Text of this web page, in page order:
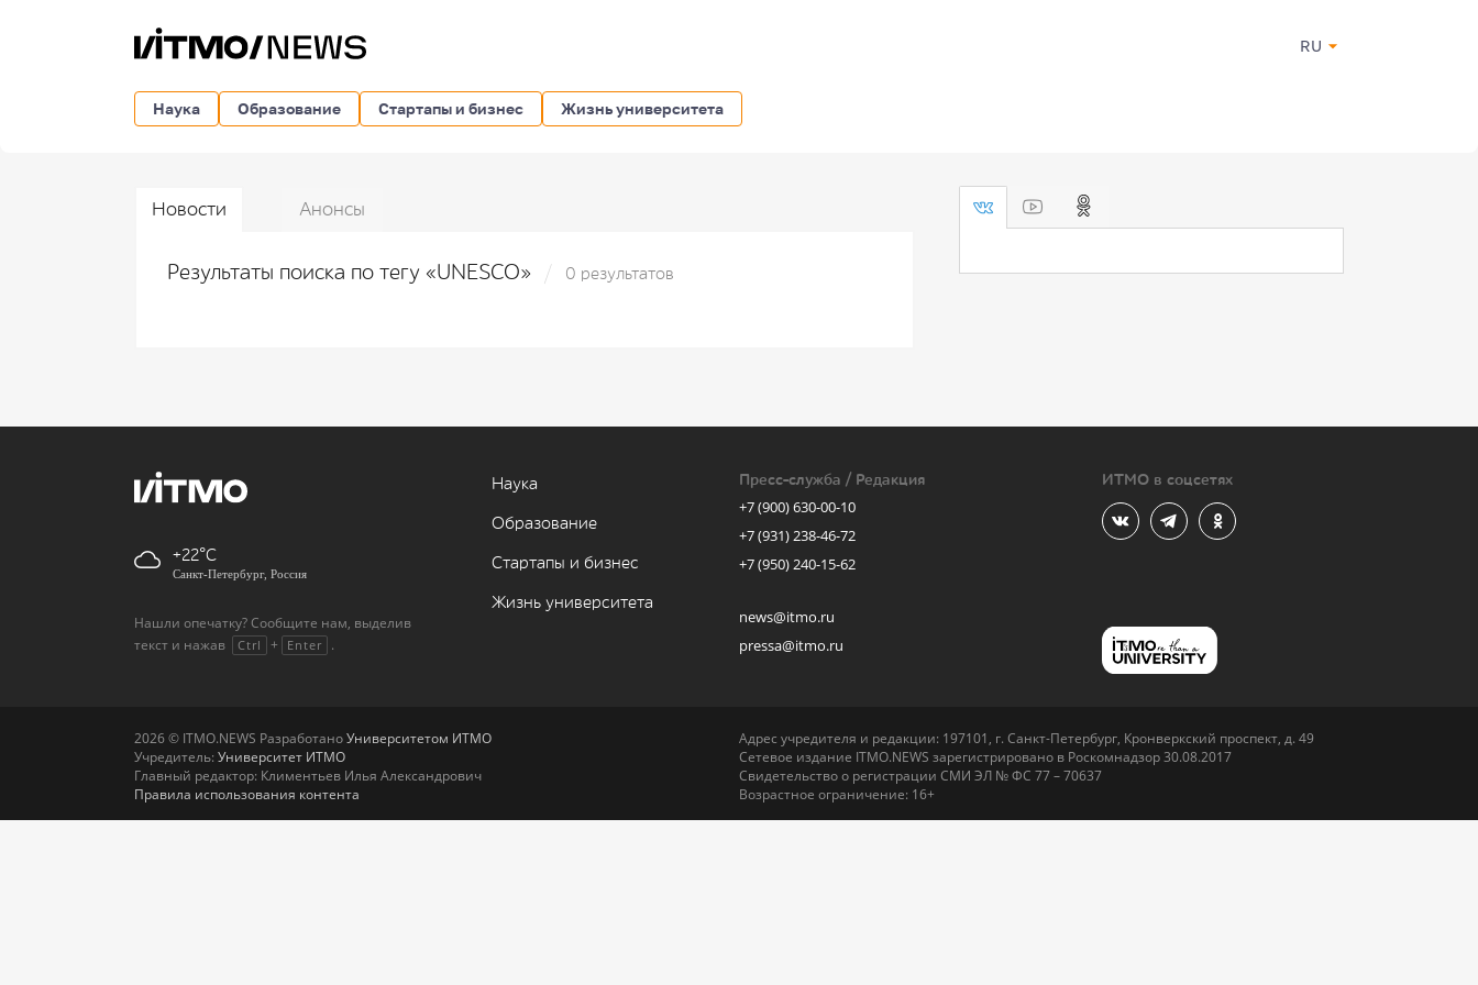
RU
Наука Образование Стартапы и бизнес Жизнь университета
Новости Анонсы
Результаты поиска по тегу «UNESCO» 0 результатов
+22
Санкт-Петербург, Россия
Нашли опечатку? Сообщите нам, выделив
текст и нажав
Ctrl + Enter .
Наука
Образование
Стартапы и бизнес
Жизнь университета
Пресс-служба / Редакция
+7 (900) 630-00-10
+7 (931) 238-46-72
+7 (950) 240-15-62
news@itmo.ru
pressa@itmo.ru
ИТМО в соцсетях
2026 © ITMO.NEWS РазработаноУниверситетом ИТМО
Учредитель: Университет ИТМО
Главный редактор: Климентьев Илья Александрович
Правила использования контента
Адрес учредителя и редакции: 197101, г. Санкт-Петербург, Кронверкский проспект, д. 49
Сетевое издание ITMO.NEWS зарегистрировано в Роскомнадзор 30.08.2017
Свидетельство о регистрации СМИ ЭЛ № ФС 77 – 70637
Возрастное ограничение: 16+